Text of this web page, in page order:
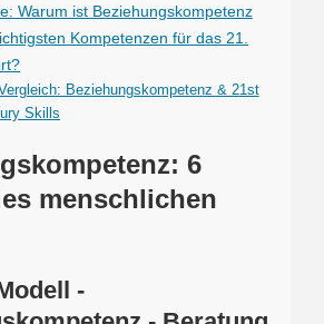
Warum ist Beziehungskompetenz
Kompetenzen für das 21.
Beziehungskompetenz & 21st
Skills
6
menschlichen